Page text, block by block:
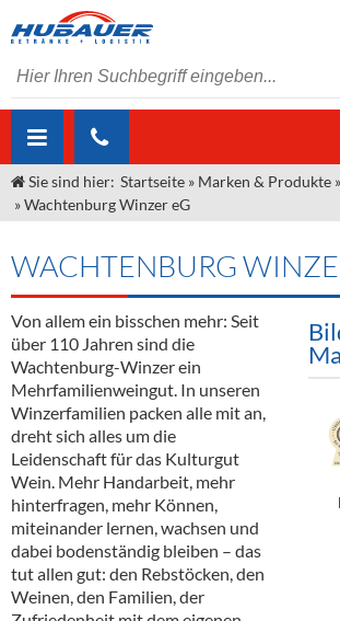
ÜBER UNS
Unser Liefergebiet
Unser Team
Kontakt
Angebote Gastronomie & Großhandel
Gastronomie
Großhandel
Innovation - Die Neue Art des
"DroughtMaster"
Neuigkeiten
Termine
MARKEN & PRODUKTE
Weine & Schaumwein
Sirup
Spirituosen
Bier
Alkoholfreie Getränke
Öle & Küchenartikel
Kaffee
DIENSTLEISTUNGEN
Kommisionskauf & Lieferbedingungen
Fremddienstleistungen
Sie sind hier: Startseite » Marken & Produkte »
»Wachtenburg Winzer eG
WACHTENBURG
Von allem ein bisschen mehr: Seit
über 110 Jahren sind die
Wachtenburg-Winzer ein
Mehrfamilienweingut. In unseren
Winzerfamilien packen alle mit an,
dreht sich alles um die
Leidenschaft für das Kulturgut
Wein. Mehr Handarbeit, mehr
hinterfragen, mehr Können,
miteinander lernen, wachsen und
dabei bodenständig bleiben – das
tut allen gut: den Rebstöcken, den
Weinen, den Familien, der